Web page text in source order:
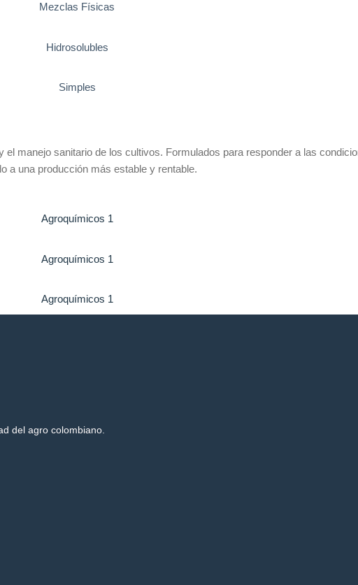
Mezclas Físicas
Hidrosolubles
Simples
manejo sanitario de los cultivos. Formulados para responder a las
a una producción más estable y rentable.
Agroquímicos 1
Agroquímicos 1
Agroquímicos 1
del agro colombiano.